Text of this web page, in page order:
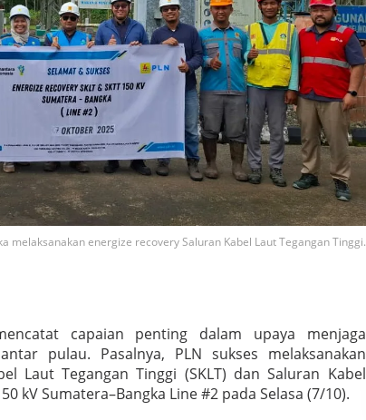
melaksanakan energize recovery Saluran Kabel Laut Tegangan Tinggi.
capaian penting dalam upaya menjaga
pulau. Pasalnya, PLN sukses melaksanakan
Laut Tegangan Tinggi (SKLT) dan Saluran Kabel
kV Sumatera–Bangka Line #2 pada Selasa (7/10).